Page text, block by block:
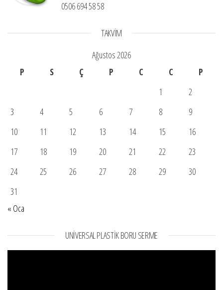
0506 694 58 58
TAKVIM
Ağustos 2026
P
S Ç P C C
P
1
2
3
4 5 6 7 8
9
10
11 12 13 14 15
16
17
18 19 20 21 22
23
24
25 26 27 28 29
30
31
« Oca
UNIVERSAL PLASTIK BORU SERME